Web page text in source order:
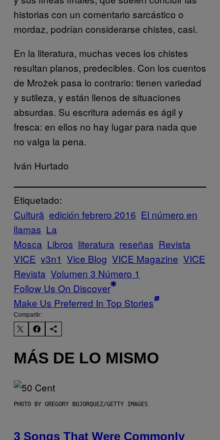
historias con un comentario sarcástico o
mordaz, podrían considerarse chistes, casi.
En la literatura, muchas veces los chistes
resultan planos, predecibles. Con los cuentos
de Mrożek pasa lo contrario: tienen variedad
y sutileza, y están llenos de situaciones
absurdas. Su escritura además es ágil y
fresca: en ellos no hay lugar para nada que
no valga la pena.
Iván Hurtado
Etiquetado:
Cultură edición febrero 2016 El número en
llamas La
Mosca Libros literatura reseñas Revista
VICE v3n1 Vice Blog VICE Magazine VICE
Revista Volumen 3 Número 1
Follow Us On Discover
Make Us Preferred In Top Stories
Compartir:
MÁS DE LO MISMO
PHOTO BY GREGORY BOJORQUEZ/GETTY IMAGES
3 Songs That Were Commonly